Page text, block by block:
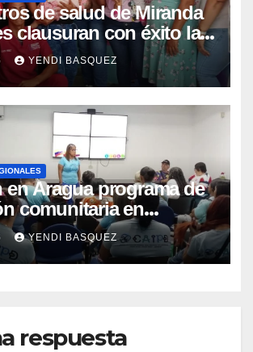
de salud de Miranda
clausuran con éxito la
de la Lactancia
YENDI BASQUEZ
en Aragua programa de
comunitaria en
a personas con
YENDI BASQUEZ
respuesta